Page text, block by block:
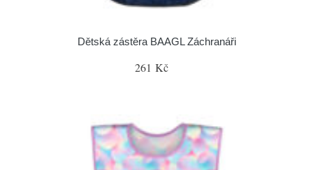
Dětská zástěra BAAGL Záchranáři
261 Kč